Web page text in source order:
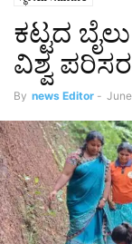
ಕಟ್ಟದ
ವಿಶ್ವ
By news Editor -